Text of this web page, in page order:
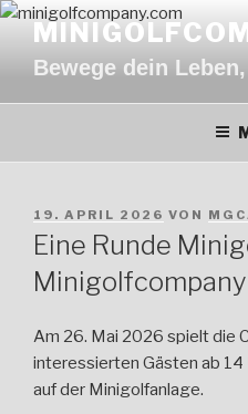
Zum
Inhalt
springen
Bewege dein
VERÖFFENTLICHT
AM
19. APRIL 2026 VON
Eine Runde
Minigolfcompany
Am 26. Mai 2026 spielt die
interessierten Gästen ab 14
auf der Minigolfanlage.